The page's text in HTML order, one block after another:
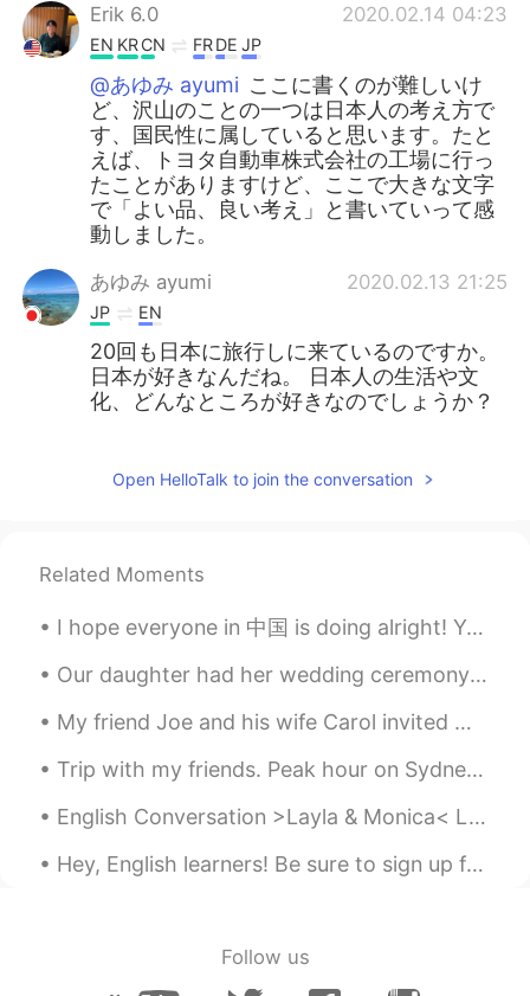
Erik 6.0 2020.02.14 04:23
EN KRCN FRDE JP
@あゆみ ayumi ここに書くのが難しいけ
ど、沢山のことの一つは日本人の考え方で
す、国民性に属していると思います。たと
えば、トヨタ自動車株式会社の工場に行っ
たことがありますけど、ここで大きな文字
で「よい品、良い考え」と書いていって感
動しました。
あゆみ ayumi 2020.02.13 21:25
JP EN
20回も日本に旅行しに来ているのですか。
日本が好きなんだね。 日本人の生活や文
化、どんなところが好きなのでしょうか？
ENKR
れないです。
きなかったが、多分話したいことが多
ど、沢山行ったことがあります。
とにかく、日本に住んだことはないけ
特別な経験することより日本人の日常
つも特別な経験をすることより
Open HelloTalk to join the conversation
Related Moments
I hope everyone in 中国 is doing alright! You all are strong as hell, this virus situation will be ...
Our daughter had her wedding ceremony today on Zoom due to COVID-19. It was really special to ha...
My friend Joe and his wife Carol invited me to their house for dinner. We had steak, corn, and po...
Trip with my friends. Peak hour on Sydney trains is absolutely a pain but when their empty, you c...
English Conversation >Layla & Monica< LAYLA: Thanks for meeting with me during your lunch hour...
Hey, English learners! Be sure to sign up for our awesome live classes starting on Monday. - T...
Follow us